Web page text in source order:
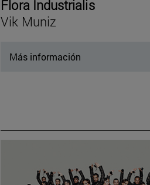
Flora Industrialis
Vik Muniz
Más información